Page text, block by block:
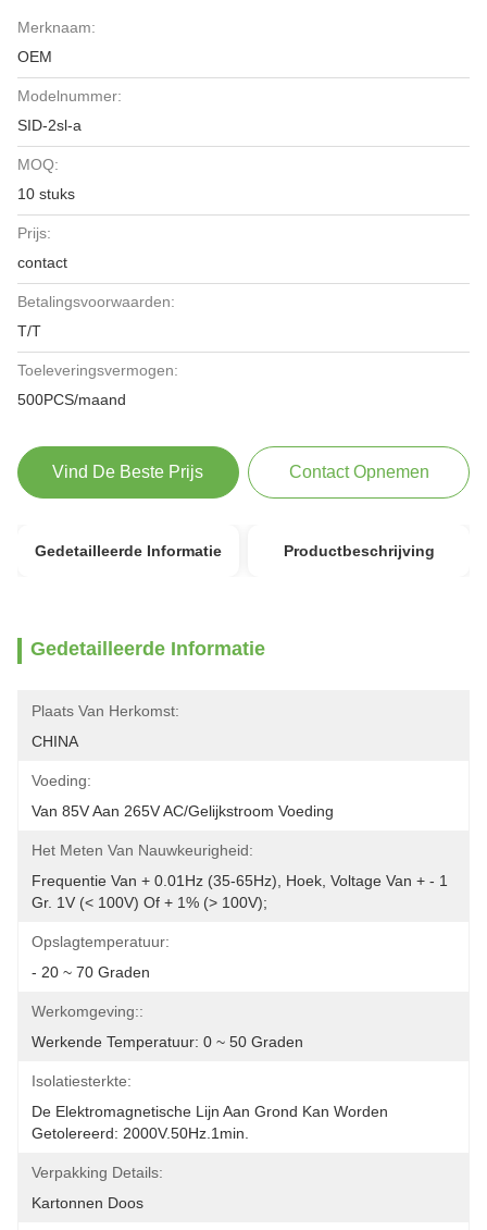
Merknaam:
OEM
Modelnummer:
SID-2sl-a
MOQ:
10 stuks
Prijs:
contact
Betalingsvoorwaarden:
T/T
Toeleveringsvermogen:
500PCS/maand
Vind De Beste Prijs Contact Opnemen
Gedetailleerde Informatie Productbeschrijving
Gedetailleerde Informatie
Plaats Van Herkomst:
CHINA
Voeding:
Van 85V Aan 265V AC/gelijkstroom Voeding
Het Meten Van Nauwkeurigheid:
Frequentie Van + 0.01Hz (35-65Hz), Hoek, Voltage Van + - 1
Gr. 1V (< 100V) Of + 1% (> 100V);
Opslagtemperatuur:
- 20 ~ 70 Graden
Werkomgeving::
Werkende Temperatuur: 0 ~ 50 Graden
Isolatiesterkte:
De Elektromagnetische Lijn Aan Grond Kan Worden
Getolereerd: 2000V.50Hz.1min.
Verpakking Details:
Kartonnen Doos